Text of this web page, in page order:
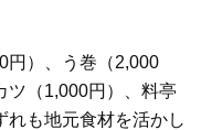
円）、う巻（2,000
ツ（1,000円）、料亭
れも地元食材を活かし